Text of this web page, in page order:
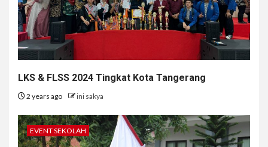
LKS & FLSS 2024 Tingkat Kota Tangerang
2 years ago ini sakya
EVENT SEKOLAH